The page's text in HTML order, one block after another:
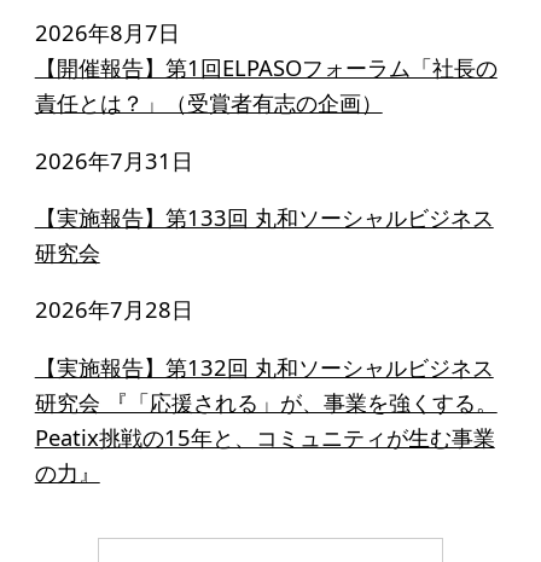
お手続き
寄付支援者
ニュース
コラム
2026年8月7日
【開催報告】第1回ELPASOフォーラム「社長の
責任とは？」（受賞者有志の企画）
2026年7月31日
【実施報告】第133回 丸和ソーシャルビジネス
研究会
2026年7月28日
【実施報告】第132回 丸和ソーシャルビジネス
研究会 『「応援される」が、事業を強くする。
Peatix挑戦の15年と、コミュニティが生む事業
の力』